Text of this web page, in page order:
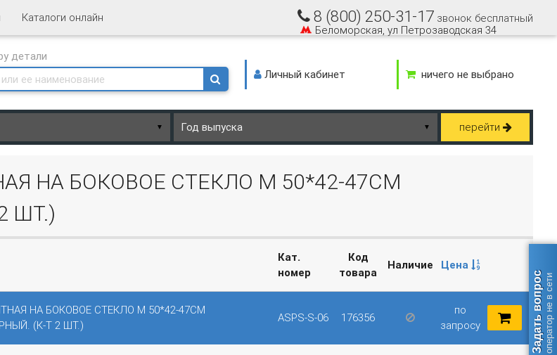
Каталоги онлайн 8 (800) 250-31-17 звонок бесплатный
Беломорская, ул Петрозаводская 34
детали
Личный кабинет
ничего не выбрано
▼ ▼ перейти
НА БОКОВОЕ СТЕКЛО M 50*42-47СМ
ШТ.)
Кат.
номер
Код
товара
Наличие Цена
НА БОКОВОЕ СТЕКЛО M 50*42-47СМ
(К-Т 2 ШТ.)
ASPS-S-06 176356
по
запросу
Задать вопросоператор не в сети